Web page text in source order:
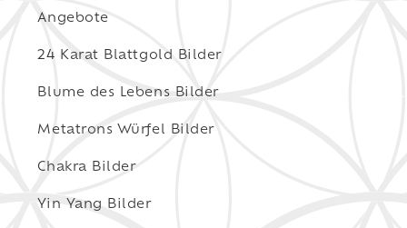
Angebote
24 Karat Blattgold Bilder
Blume des Lebens Bilder
Metatrons Würfel Bilder
Chakra Bilder
Yin Yang Bilder